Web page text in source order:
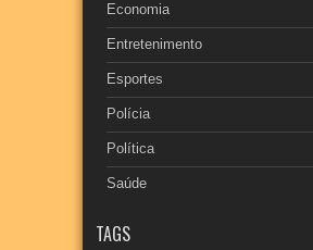
Economia
Entretenimento
Esportes
Polícia
Política
Saúde
TAGS